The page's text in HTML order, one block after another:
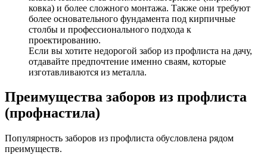
ковка) и более сложного монтажа. Также они требуют
более основательного фундамента под кирпичные
столбы и профессионального подхода к
проектированию.
Если вы хотите недорогой забор из профлиста на дачу,
отдавайте предпочтение именно сваям, которые
изготавливаются из металла.
Преимущества заборов из профлиста
(профнастила)
Популярность заборов из профлиста обусловлена рядом
преимуществ.